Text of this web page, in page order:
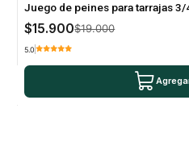
Juego de peines para tarrajas 3/
$15.900$19.000
5.0